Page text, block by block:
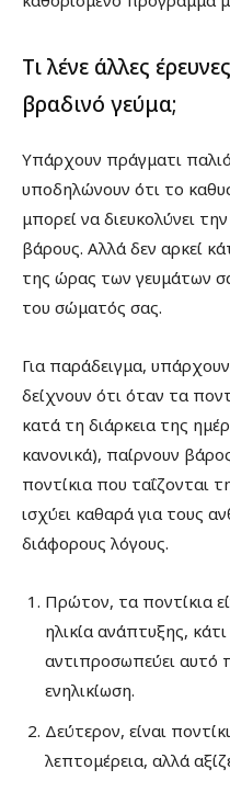
Τι λένε άλλες
βραδινό γεύμα;
Υπάρχουν πράγματι
υποδηλώνουν ότι το
μπορεί να διευκολύνει
βάρους. Αλλά δεν αρκεί
της ώρας των γευμάτων
του σώματός σας.
Για παράδειγμα,
δείχνουν ότι όταν τα
κατά τη διάρκεια της
κανονικά), παίρνουν
ποντίκια που ταΐζονται
ισχύει καθαρά για τους
διάφορους λόγους.
Πρώτον, τα ποντίκια
ηλικία ανάπτυξης,
αντιπροσωπεύει αυτό
ενηλικίωση.
Δεύτερον, είναι
λεπτομέρεια, αλλά